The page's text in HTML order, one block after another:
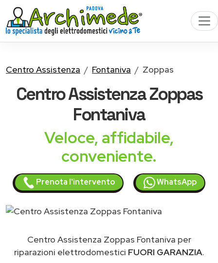
Centro Assistenza Fontaniva Zoppas
Centro AssistenzaZoppas
Fontaniva
Veloce, affidabile,
conveniente.
Prenota l'intervento WhatsApp
Centro Assistenza Zoppas Fontaniva per
riparazioni elettrodomestici FUORI GARANZIA.